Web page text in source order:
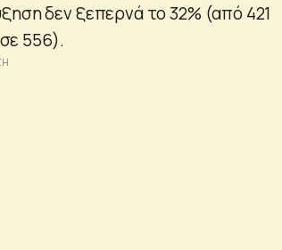
δεν ξεπερνά το 32% (από 421
556).